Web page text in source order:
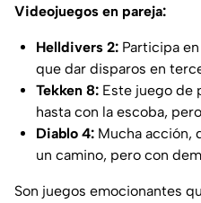
Videojuegos en pareja:
Helldivers 2: Participa
que dar disparos en
Tekken 8: Este juego de
hasta con la escoba,
Diablo 4: Mucha acción,
un camino, pero con
Son juegos emocionantes